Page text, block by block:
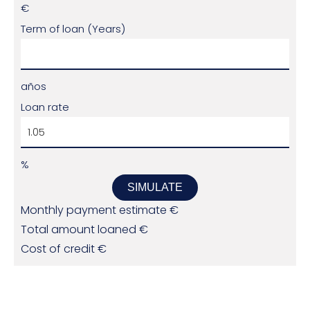
€
Term of loan (Years)
años
Loan rate
%
SIMULATE
Monthly payment estimate €
Total amount loaned €
Cost of credit€